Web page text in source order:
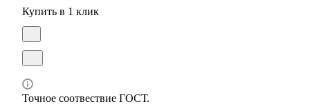
Купить в 1 клик
Точное соотвествие ГОСТ.